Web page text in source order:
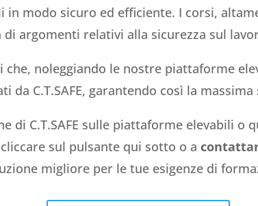
modo sicuro ed efficiente. I corsi,
di argomenti relativi alla sicurezza sul
noleggiando le nostre piattaforme
da C.T.SAFE, garantendo così la
di C.T.SAFE sulle piattaforme elevabili
sul pulsante qui sotto o a
migliore per le tue esigenze di